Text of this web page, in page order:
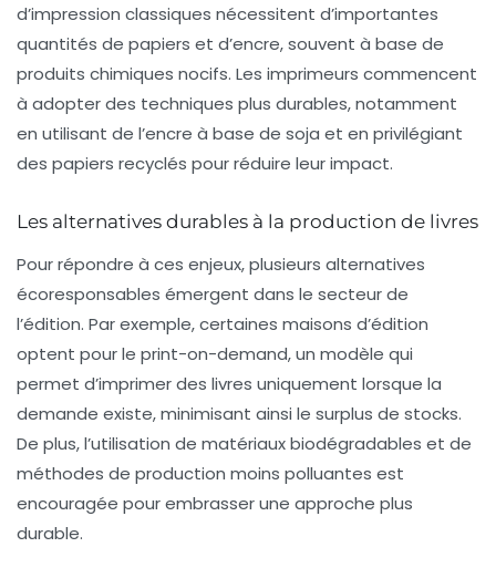
d’impression classiques nécessitent d’importantes
quantités de papiers et d’encre, souvent à base de
produits chimiques nocifs. Les imprimeurs commencent
à adopter des techniques plus durables, notamment
en utilisant de l’encre à base de soja et en privilégiant
des papiers recyclés pour réduire leur impact.
Les alternatives durables à la production de livres
Pour répondre à ces enjeux, plusieurs alternatives
écoresponsables émergent dans le secteur de
l’édition. Par exemple, certaines maisons d’édition
optent pour le print-on-demand, un modèle qui
permet d’imprimer des livres uniquement lorsque la
demande existe, minimisant ainsi le surplus de stocks.
De plus, l’utilisation de matériaux biodégradables et de
méthodes de production moins polluantes est
encouragée pour embrasser une approche plus
durable.